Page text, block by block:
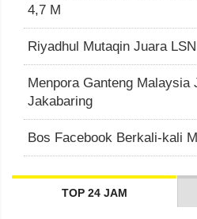
4,7 M
Riyadhul Mutaqin Juara
Menpora Ganteng Malaysia
Jakabaring
Bos Facebook Berkali-kali
TOP 24 JAM